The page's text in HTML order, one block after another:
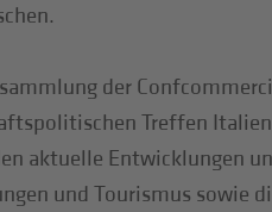
der
Treffen
aktuelle Entwicklungen
und Tourismus sowie